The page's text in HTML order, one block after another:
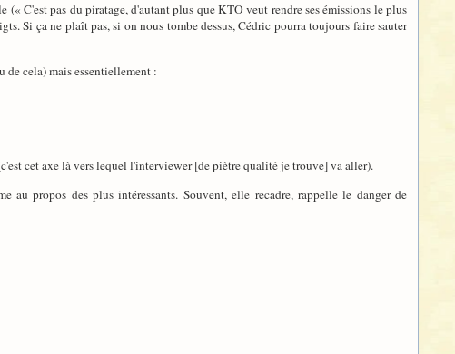
C'est pas du piratage, d'autant plus que KTO veut rendre ses émissions le plus
Si ça ne plaît pas, si on nous tombe dessus, Cédric pourra toujours faire sauter
cela) mais essentiellement :
cet axe là vers lequel l'interviewer [de piètre qualité je trouve] va aller).
au propos des plus intéressants. Souvent, elle recadre, rappelle le danger de